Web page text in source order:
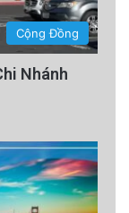
Cộng Đồng
Nhánh